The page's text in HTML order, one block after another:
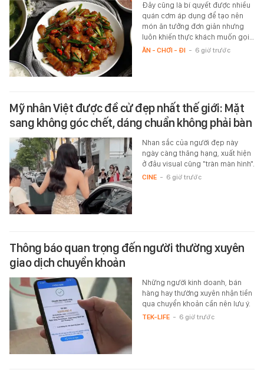
Đây cũng là bí quyết được nhiều
quán cơm áp dụng để tạo nên
món ăn tưởng đơn giản nhưng
luôn khiến thực khách muốn gọi…
ĂN - CHƠI - ĐI - 6 giờ trước
Mỹ nhân Việt được đề cử đẹp nhất thế giới: Mặt
sang không góc chết, dáng chuẩn không phải bàn
Nhan sắc của người đẹp này
ngày càng thăng hạng, xuất hiện
ở đâu visual cũng "tràn màn hình".
CINE - 6 giờ trước
Thông báo quan trọng đến người thường xuyên
giao dịch chuyển khoản
Những người kinh doanh, bán
hàng hay thường xuyên nhận tiền
qua chuyển khoản cần nên lưu ý.
TEK-LIFE - 6 giờ trước